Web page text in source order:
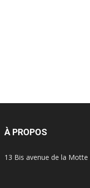
À PROPOS
13 Bis avenue de la Motte